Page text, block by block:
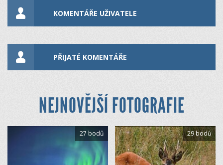
KOMENTÁŘE UŽIVATELE
PŘIJATÉ KOMENTÁŘE
NEJNOVĚJŠÍ FOTOGRAFIE
27 bodů 29 bodů